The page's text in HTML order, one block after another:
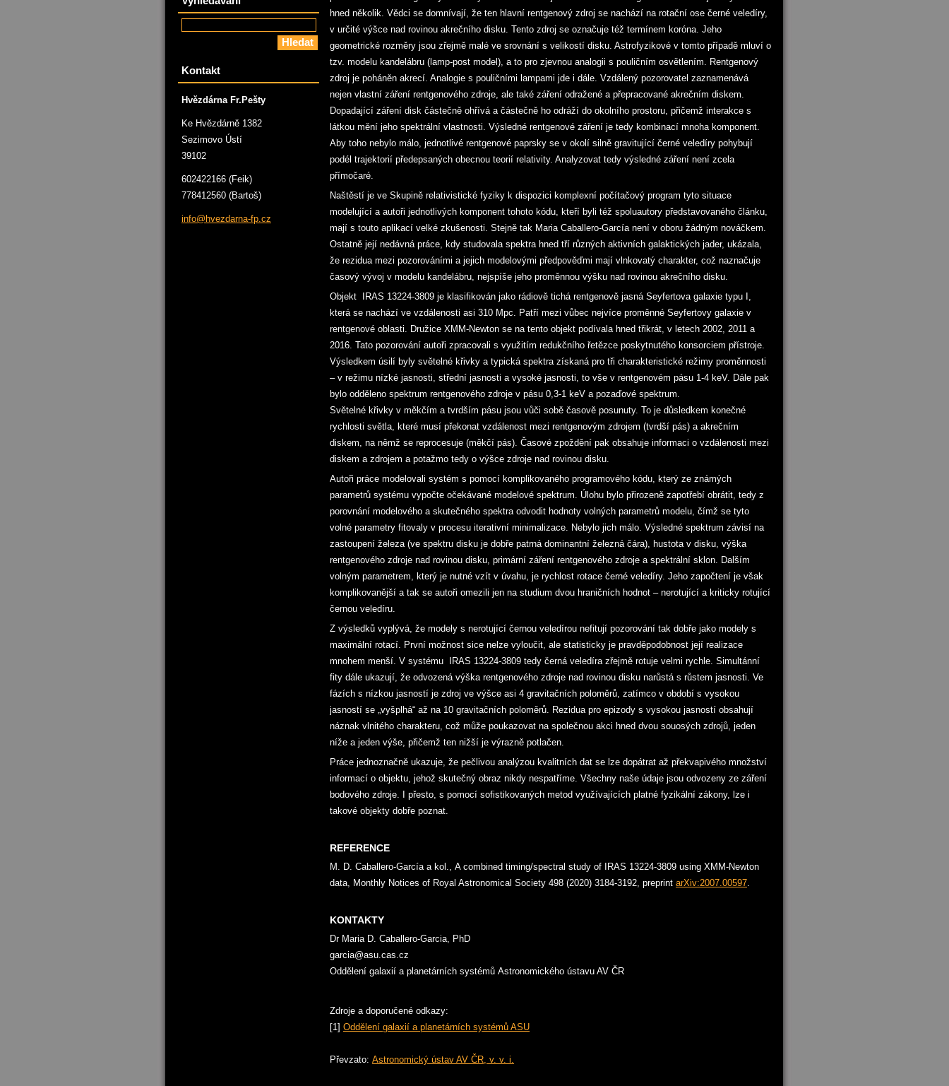
hned několik. Vědci se domnívají, že ten hlavní rentgenový zdroj se nachází na rotační ose černé veledíry,
v určité výšce nad rovinou akrečního disku. Tento zdroj se označuje též termínem koróna. Jeho
geometrické rozměry jsou zřejmě malé ve srovnání s velikostí disku. Astrofyzikové v tomto případě mluví o
tzv. modelu kandelábru (lamp-post model), a to pro zjevnou analogii s pouličním osvětlením. Rentgenový
zdroj je poháněn akrecí. Analogie s pouličními lampami jde i dále. Vzdálený pozorovatel zaznamenává
nejen vlastní záření rentgenového zdroje, ale také záření odražené a přepracované akrečním diskem.
Dopadající záření disk částečně ohřívá a částečně ho odráží do okolního prostoru, přičemž interakce s
látkou mění jeho spektrální vlastnosti. Výsledné rentgenové záření je tedy kombinací mnoha komponent.
Aby toho nebylo málo, jednotlivé rentgenové paprsky se v okolí silně gravitující černé veledíry pohybují
podél trajektorií předepsaných obecnou teorií relativity. Analyzovat tedy výsledné záření není zcela
přímočaré.
Naštěstí je ve Skupině relativistické fyziky k dispozici komplexní počítačový program tyto situace
modelující a autoři jednotlivých komponent tohoto kódu, kteří byli též spoluautory představovaného článku,
mají s touto aplikací velké zkušenosti. Stejně tak Maria Caballero-García není v oboru žádným nováčkem.
Ostatně její nedávná práce, kdy studovala spektra hned tří různých aktivních galaktických jader, ukázala,
že rezidua mezi pozorováními a jejich modelovými předpověďmi mají vlnkovatý charakter, což naznačuje
časový vývoj v modelu kandelábru, nejspíše jeho proměnnou výšku nad rovinou akrečního disku.
Objekt IRAS 13224-3809 je klasifikován jako rádiově tichá rentgenově jasná Seyfertova galaxie typu I,
která se nachází ve vzdálenosti asi 310 Mpc. Patří mezi vůbec nejvíce proměnné Seyfertovy galaxie v
rentgenové oblasti. Družice XMM-Newton se na tento objekt podívala hned třikrát, v letech 2002, 2011 a
2016. Tato pozorování autoři zpracovali s využitím redukčního řetězce poskytnutého konsorciem přístroje.
Výsledkem úsilí byly světelné křivky a typická spektra získaná pro tři charakteristické režimy proměnnosti
– v režimu nízké jasnosti, střední jasnosti a vysoké jasnosti, to vše v rentgenovém pásu 1-4 keV. Dále pak
bylo odděleno spektrum rentgenového zdroje v pásu 0,3-1 keV a pozaďové spektrum.
Světelné křivky v měkčím a tvrdším pásu jsou vůči sobě časově posunuty. To je důsledkem konečné
rychlosti světla, které musí překonat vzdálenost mezi rentgenovým zdrojem (tvrdší pás) a akrečním
diskem, na němž se reprocesuje (měkčí pás). Časové zpoždění pak obsahuje informaci o vzdálenosti mezi
diskem a zdrojem a potažmo tedy o výšce zdroje nad rovinou disku.
Autoři práce modelovali systém s pomocí komplikovaného programového kódu, který ze známých
parametrů systému vypočte očekávané modelové spektrum. Úlohu bylo přirozeně zapotřebí obrátit, tedy z
porovnání modelového a skutečného spektra odvodit hodnoty volných parametrů modelu, čímž se tyto
volné parametry fitovaly v procesu iterativní minimalizace. Nebylo jich málo. Výsledné spektrum závisí na
zastoupení železa (ve spektru disku je dobře patrná dominantní železná čára), hustota v disku, výška
rentgenového zdroje nad rovinou disku, primární záření rentgenového zdroje a spektrální sklon. Dalším
volným parametrem, který je nutné vzít v úvahu, je rychlost rotace černé veledíry. Jeho započtení je však
komplikovanější a tak se autoři omezili jen na studium dvou hraničních hodnot – nerotující a kriticky rotující
černou veledíru.
Z výsledků vyplývá, že modely s nerotující černou veledírou nefitují pozorování tak dobře jako modely s
maximální rotací. První možnost sice nelze vyloučit, ale statisticky je pravděpodobnost její realizace
mnohem menší. V systému IRAS 13224-3809 tedy černá veledíra zřejmě rotuje velmi rychle. Simultánní
fity dále ukazují, že odvozená výška rentgenového zdroje nad rovinou disku narůstá s růstem jasnosti. Ve
fázích s nízkou jasností je zdroj ve výšce asi 4 gravitačních poloměrů, zatímco v období s vysokou
jasností se „vyšplhá“ až na 10 gravitačních poloměrů. Rezidua pro epizody s vysokou jasností obsahují
náznak vlnitého charakteru, což může poukazovat na společnou akci hned dvou souosých zdrojů, jeden
níže a jeden výše, přičemž ten nižší je výrazně potlačen.
Práce jednoznačně ukazuje, že pečlivou analýzou kvalitních dat se lze dopátrat až překvapivého množství
informací o objektu, jehož skutečný obraz nikdy nespatříme. Všechny naše údaje jsou odvozeny ze záření
bodového zdroje. I přesto, s pomocí sofistikovaných metod využívajících platné fyzikální zákony, lze i
takové objekty dobře poznat.
REFERENCE
M. D. Caballero-García a kol., A combined timing/spectral study of IRAS 13224-3809 using XMM-Newton
data, Monthly Notices of Royal Astronomical Society 498 (2020) 3184-3192, preprint arXiv:2007.00597.
KONTAKTY
Dr Maria D. Caballero-Garcia, PhD
garcia@asu.cas.cz
Oddělení galaxií a planetárních systémů Astronomického ústavu AV ČR
Zdroje a doporučené odkazy:
[1] Oddělení galaxií a planetárních systémů ASU
Převzato: Astronomický ústav AV ČR, v. v. i.
Kontakt
Hvězdárna Fr.Pešty
Ke Hvězdárně 1382
Sezimovo Ústí
39102
602422166 (Feik)
778412560 (Bartoš)
info@hvezdarna-fp.cz